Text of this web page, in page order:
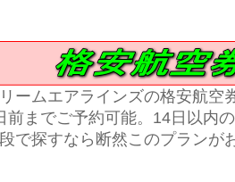
ームエアラインズの格安航空
前までご予約可能。14日以内
で探すなら断然このプランが